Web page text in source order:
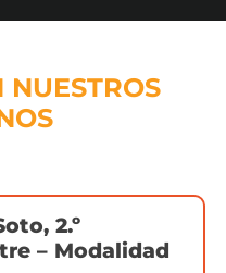
NUESTROS
2.º
– Modalidad